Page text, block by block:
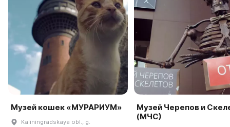
Музей кошек «МУРАРИУМ»
Kaliningradskaya obl., g.
Музей Черепов и
(МЧС)